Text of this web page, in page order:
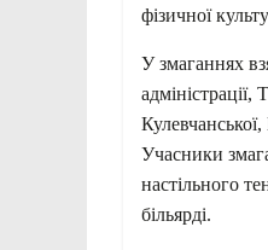
фізичної
У змаганнях
адміністрації,
Кулевчанської,
Учасники
настільного
більярді.